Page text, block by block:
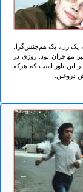
یک زن، یک هم‌جنس‌گرا،
مهاجران بود. روزی در
این باور است که هرکه
دروغین.